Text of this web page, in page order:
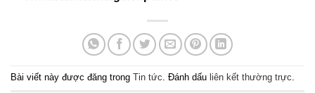
Bài viết này được đăng trong Tin tức. Đánh dấu liên kết thường trực.